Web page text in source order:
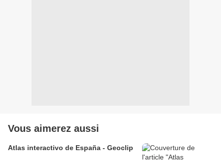
Vous aimerez aussi
Atlas interactivo de España - Geoclip